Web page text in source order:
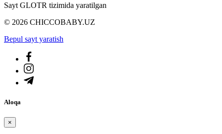
Sayt GLOTR tizimida yaratilgan
© 2026 CHICCOBABY.UZ
Bepul sayt yaratish
Aloqa
×